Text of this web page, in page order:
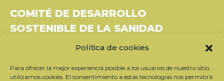
Política de cookies
Para ofrecer la mejor experiencia posible a los usuarios de nuestro sitio,
utilizamos cookies. El consentimiento a estas tecnologías nos permitirá
COMITÉ DE DESARROLLO
SOSTENIBLE DE LA SANIDAD
Bâtiment Le Rubixco, 1 rue Bernard Maris
Tel: 06 26 49 36 81 -
contact@c2ds.eu